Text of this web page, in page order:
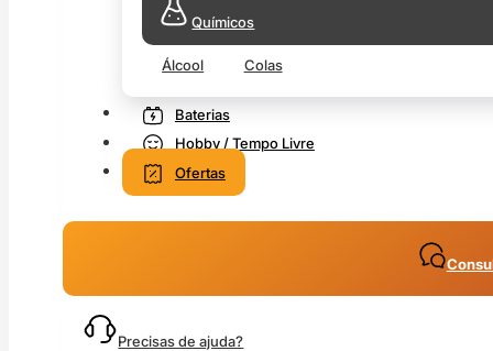
Químicos
Álcool Colas
Baterias
Hobby / Tempo Livre
Ofertas
Precisas de ajuda?